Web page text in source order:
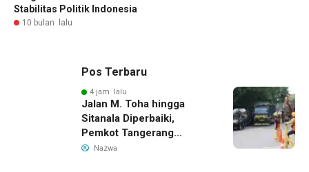
Stabilitas Politik Indonesia
10 bulan lalu
Pos Terbaru
4 jam lalu
Jalan M. Toha hingga
Sitanala Diperbaiki,
Pemkot Tangerang
Siapkan Rekayasa Lalu
Nazwa